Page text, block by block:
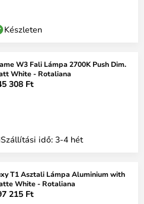
Készleten
W3 Fali Lámpa 2700K Push Dim.
White - Rotaliana
308 Ft
Szállítási idő: 3-4 hét
T1 Asztali Lámpa Aluminium with
White - Rotaliana
215 Ft